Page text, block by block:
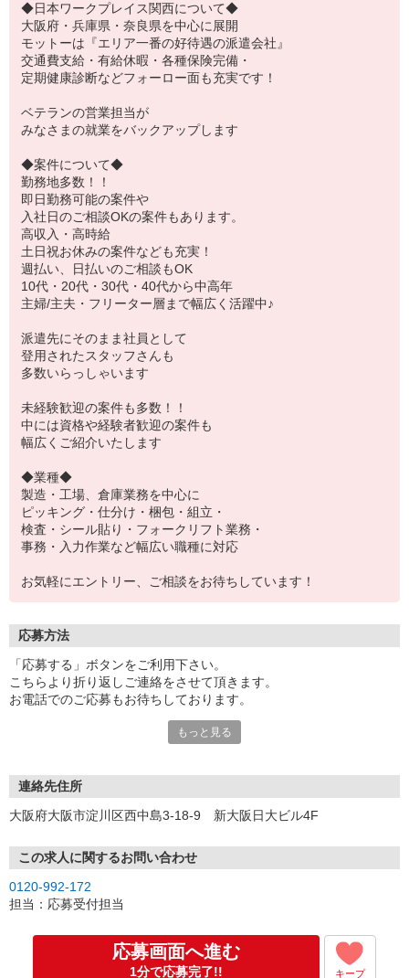
◆日本ワークプレイス関西について◆
大阪府・兵庫県・奈良県を中心に展開
モットーは『エリア一番の好待遇の派遣会社』
交通費支給・有給休暇・各種保険完備・
定期健康診断などフォーロー面も充実です！
ベテランの営業担当が
みなさまの就業をバックアップします
◆案件について◆
勤務地多数！！
即日勤務可能の案件や
入社日のご相談OKの案件もあります。
高収入・高時給
土日祝お休みの案件なども充実！
週払い、日払いのご相談もOK
10代・20代・30代・40代から中高年
主婦/主夫・フリーター層まで幅広く活躍中♪
派遣先にそのまま社員として
登用されたスタッフさんも
多数いらっしゃいます
未経験歓迎の案件も多数！！
中には資格や経験者歓迎の案件も
幅広くご紹介いたします
◆業種◆
製造・工場、倉庫業務を中心に
ピッキング・仕分け・梱包・組立・
検査・シール貼り・フォークリフト業務・
事務・入力作業など幅広い職種に対応
お気軽にエントリー、ご相談をお待ちしています！
応募方法
「応募する」ボタンをご利用下さい。
こちらより折り返しご連絡をさせて頂きます。
お電話でのご応募もお待ちしております。
※現地での面談対応も可能です。もっと見る
連絡先住所
大阪府大阪市淀川区西中島3-18-9 新大阪日大ビル4F
この求人に関するお問い合わせ
0120-992-172
担当：応募受付担当
応募画面へ進む
1分で応募完了!! キープ